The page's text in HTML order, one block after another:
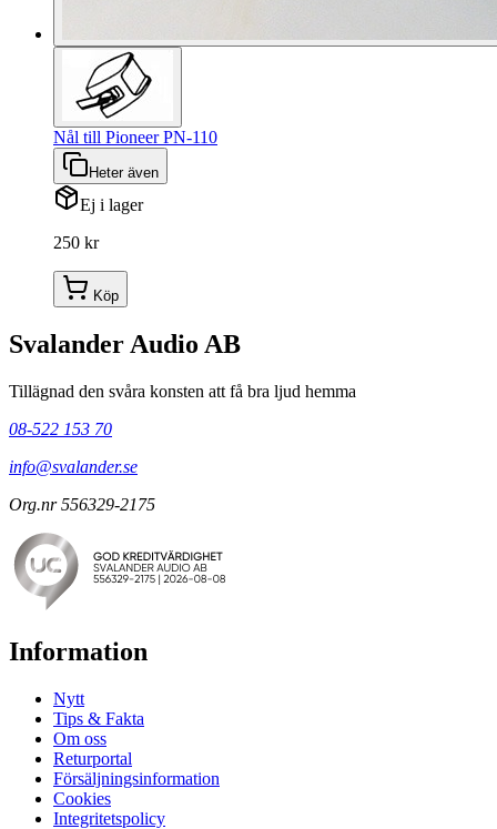
Nål till Pioneer PN-110
Heter även
Ej i lager
250 kr
Köp
Svalander Audio AB
Tillägnad den svåra konsten att få bra ljud hemma
08-522 153 70
info@svalander.se
Org.nr 556329-2175
Information
Nytt
Tips & Fakta
Om oss
Returportal
Försäljningsinformation
Cookies
Integritetspolicy